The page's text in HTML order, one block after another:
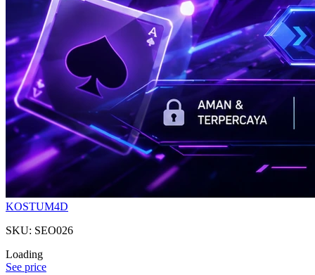
KOSTUM4D
SKU: SEO026
Loading
See price